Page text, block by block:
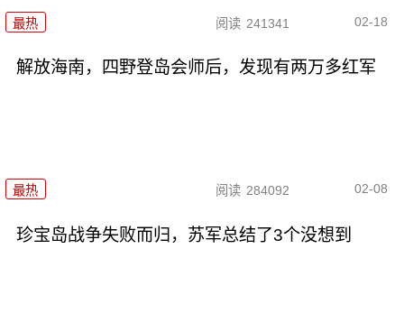
最热 阅读 241341 02-18
解放海南，四野登岛会师后，发现有两万多红军
最热 阅读 284092 02-08
珍宝岛战争失败而归，苏军总结了3个没想到